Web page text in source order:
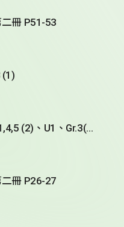
冊 P51-53
(1)
Partnerubungen 1,4,5 (2)、U1、Gr.3(1)
冊 P26-27